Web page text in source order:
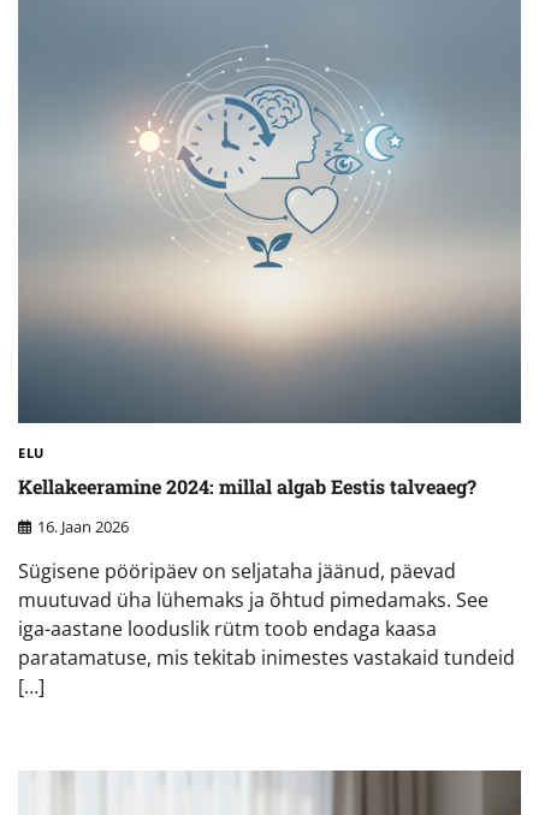
ELU
Kellakeeramine 2024: millal algab Eestis talveaeg?
16. Jaan 2026
Sügisene pööripäev on seljataha jäänud, päevad
muutuvad üha lühemaks ja õhtud pimedamaks. See
iga-aastane looduslik rütm toob endaga kaasa
paratamatuse, mis tekitab inimestes vastakaid tundeid
[…]